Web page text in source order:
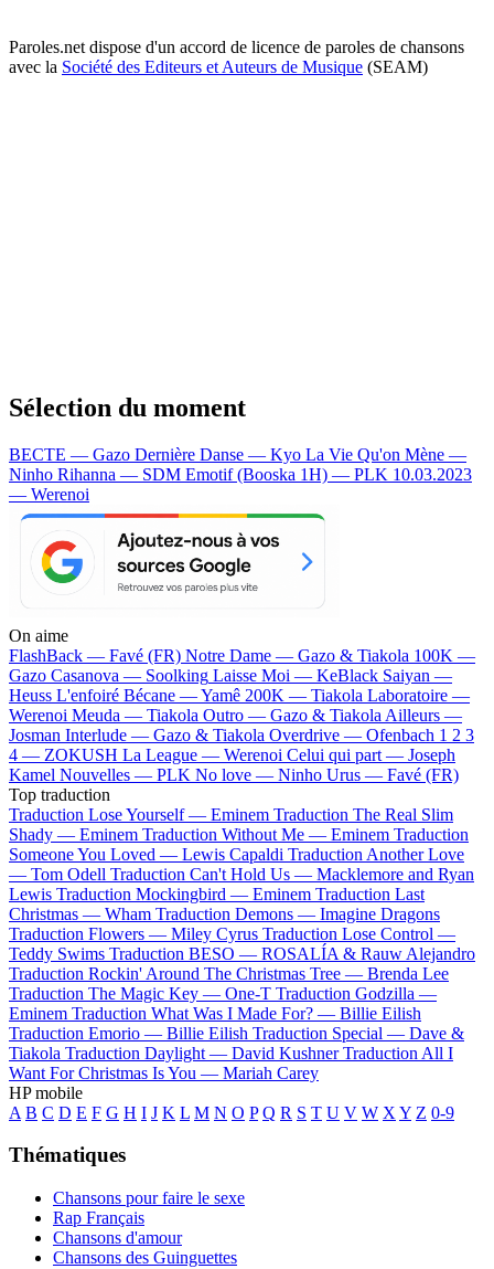
Paroles.net dispose d'un accord de licence de paroles de chansons
avec la Société des Editeurs et Auteurs de Musique (SEAM)
Sélection du moment
BECTE — Gazo Dernière Danse — Kyo La Vie Qu'on Mène —
Ninho Rihanna — SDM Emotif (Booska 1H) — PLK 10.03.2023
— Werenoi
On aime
FlashBack — Favé (FR) Notre Dame — Gazo & Tiakola 100K —
Gazo Casanova — Soolking Laisse Moi — KeBlack Saiyan —
Heuss L'enfoiré Bécane —Yamê 200K — Tiakola Laboratoire —
Werenoi Meuda — Tiakola Outro — Gazo & Tiakola Ailleurs —
Josman Interlude — Gazo & Tiakola Overdrive — Ofenbach 1 2 3
4 — ZOKUSH La League — Werenoi Celui qui part — Joseph
Kamel Nouvelles — PLK No love — Ninho Urus — Favé (FR)
Top traduction
Traduction Lose Yourself — Eminem Traduction The Real Slim
Shady — Eminem Traduction Without Me — Eminem Traduction
Someone You Loved — Lewis Capaldi Traduction Another Love
— Tom Odell Traduction Can't Hold Us — Macklemore and Ryan
Lewis Traduction Mockingbird — Eminem Traduction Last
Christmas — Wham Traduction Demons — Imagine Dragons
Traduction Flowers — Miley Cyrus Traduction Lose Control —
Teddy Swims Traduction BESO — ROSALÍA & Rauw Alejandro
Traduction Rockin' Around The Christmas Tree — Brenda Lee
Traduction The Magic Key — One-T Traduction Godzilla —
Eminem Traduction What Was I Made For? — Billie Eilish
Traduction Emorio — Billie Eilish Traduction Special — Dave &
Tiakola Traduction Daylight — David Kushner Traduction All I
Want For Christmas Is You — Mariah Carey
HP mobile
A B C D E F G H I J K L M N O P Q R S T U V W X Y Z 0-9
Thématiques
Chansons pour faire le sexe
Rap Français
Chansons d'amour
Chansons des Guinguettes